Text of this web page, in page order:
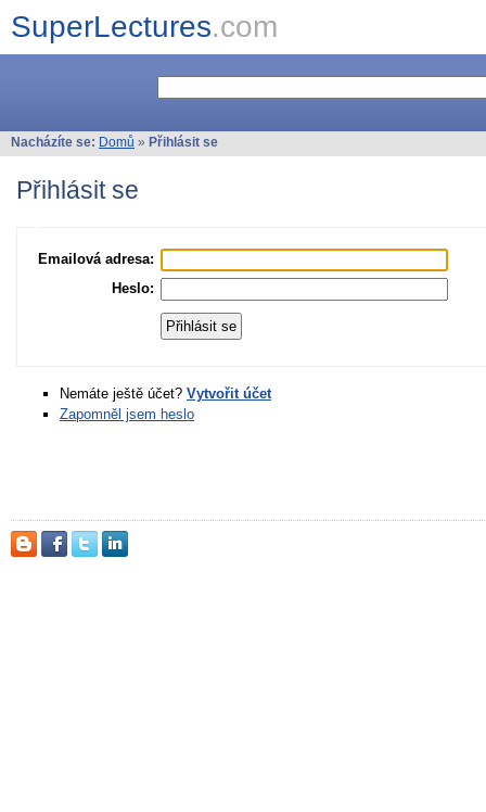
SuperLectures.com
Nacházíte se: Domů » Přihlásit se
Přihlásit se
Emailová adresa:
Heslo:
Nemáte ještě účet? Vytvořit účet
Zapomněl jsem heslo